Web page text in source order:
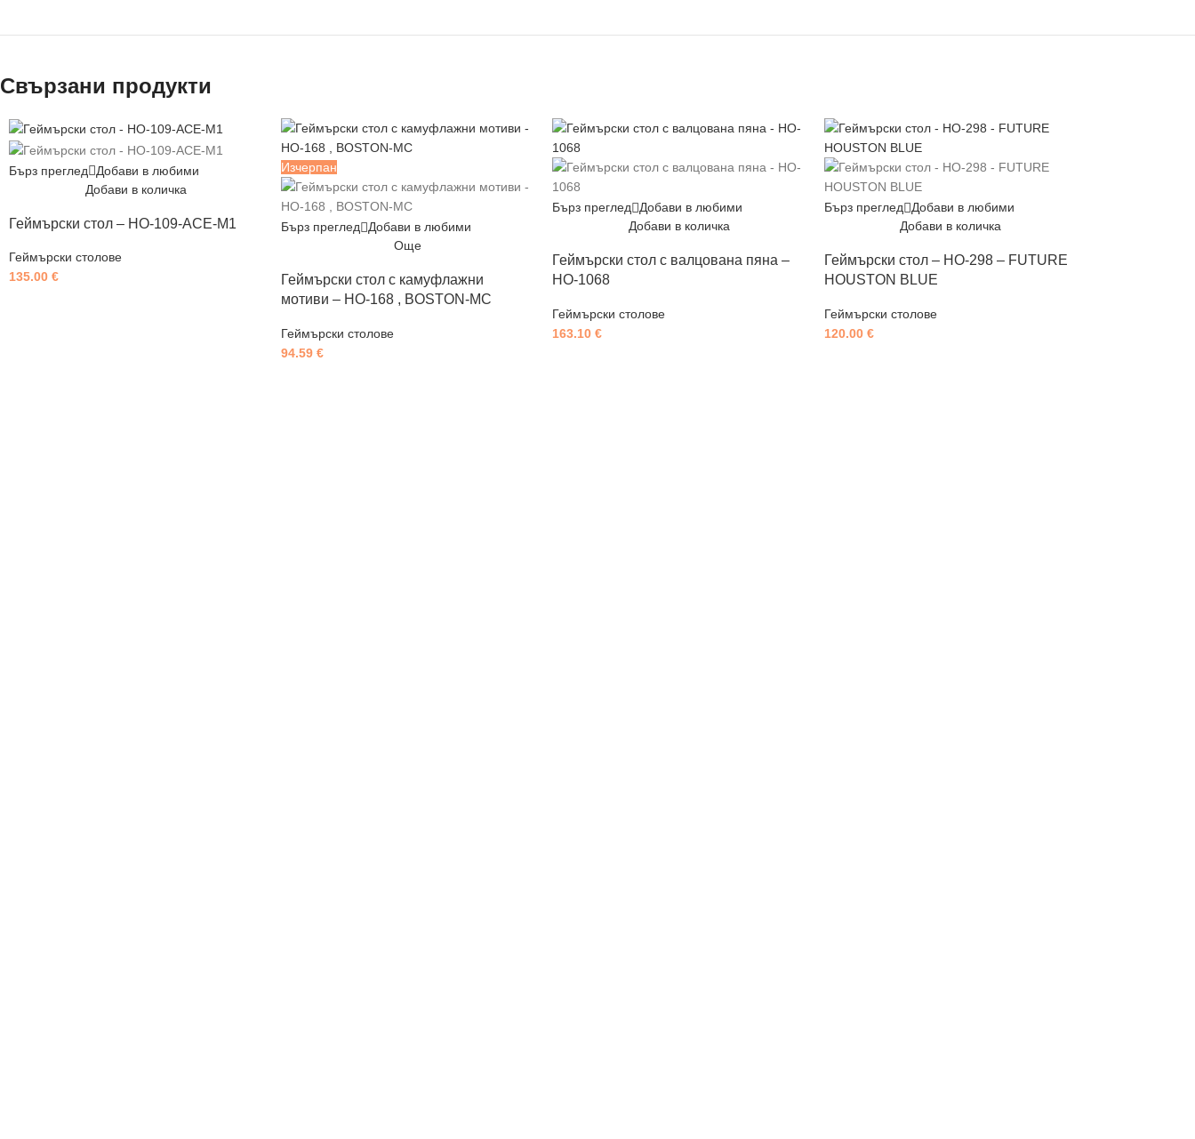
Свързани продукти
Бърз преглед
Добави в любими
Добави в количка
Геймърски стол – HO-109-ACE-M1
Геймърски столове
135.00 €
Изчерпан
Бърз преглед Добави в любими
Още
Геймърски стол с камуфлажни
мотиви – HO-168 , BOSTON-MC
Геймърски столове
94.59 €
Бърз преглед Добави в любими
Добави в количка
Геймърски стол с валцована пяна –
HO-1068
Геймърски столове
163.10 €
Бърз преглед Добави в любими
Добави в количка
Геймърски стол – HO-298 – FUTURE
HOUSTON BLUE
Геймърски столове
120.00 €